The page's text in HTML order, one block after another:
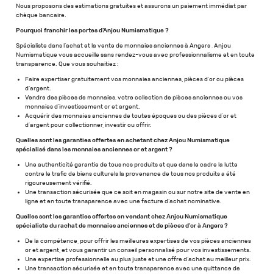
Nous proposons des estimations gratuites et assurons un paiement immédiat par
chèque bancaire.
Pourquoi franchir les portes d’Anjou Numismatique ?
Spécialiste dans l’achat et la vente de monnaies anciennes à Angers , Anjou
Numismatique vous accueille sans rendez-vous avec professionnalisme et en toute
transparence. Que vous souhaitiez :
Faire expertiser gratuitement vos monnaies anciennes, pièces d’or ou pièces
d’argent.
Vendre des pièces de monnaies, votre collection de pièces anciennes ou vos
monnaies d’investissement or et argent.
Acquérir des monnaies anciennes de toutes époques ou des pièces d’or et
d’argent pour collectionner, investir ou offrir.
Quelles sont les garanties offertes en achetant chez Anjou Numismatique
spécialisé dans les monnaies anciennes or et argent ?
Une authenticité garantie de tous nos produits et que dans le cadre la lutte
contre le trafic de biens culturels la provenance de tous nos produits a été
rigoureusement vérifié.
Une transaction sécurisée que ce soit en magasin ou sur notre site de vente en
ligne et en toute transparence avec une facture d’achat nominative.
Quelles sont les garanties offertes en vendant chez Anjou Numismatique
spécialiste du rachat de monnaies anciennes et de pièces d’or à Angers ?
De la compétence, pour offrir les meilleures expertises de vos pièces anciennes
or et argent, et vous garantir un conseil personnalisé pour vos investissements.
Une expertise professionnelle au plus juste et une offre d’achat au meilleur prix.
Une transaction sécurisée et en toute transparence avec une quittance de